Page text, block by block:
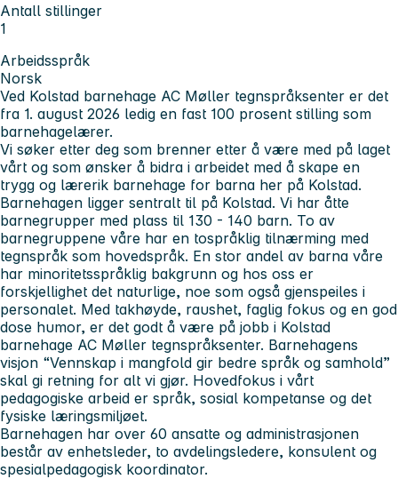
Antall stillinger
1
Arbeidsspråk
Norsk
Ved Kolstad barnehage AC Møller tegnspråksenter er det
fra 1. august 2026 ledig en fast 100 prosent stilling som
barnehagelærer.
Vi søker etter deg som brenner etter å være med på laget
vårt og som ønsker å bidra i arbeidet med å skape en
trygg og lærerik barnehage for barna her på Kolstad.
Barnehagen ligger sentralt til på Kolstad. Vi har åtte
barnegrupper med plass til 130 - 140 barn. To av
barnegruppene våre har en tospråklig tilnærming med
tegnspråk som hovedspråk. En stor andel av barna våre
har minoritetsspråklig bakgrunn og hos oss er
forskjellighet det naturlige, noe som også gjenspeiles i
personalet. Med takhøyde, raushet, faglig fokus og en god
dose humor, er det godt å være på jobb i Kolstad
barnehage AC Møller tegnspråksenter. Barnehagens
visjon “Vennskap i mangfold gir bedre språk og samhold”
skal gi retning for alt vi gjør. Hovedfokus i vårt
pedagogiske arbeid er språk, sosial kompetanse og det
fysiske læringsmiljøet.
Barnehagen har over 60 ansatte og administrasjonen
består av enhetsleder, to avdelingsledere, konsulent og
spesialpedagogisk koordinator.